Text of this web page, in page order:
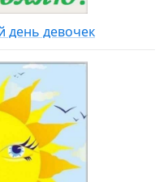
день девочек